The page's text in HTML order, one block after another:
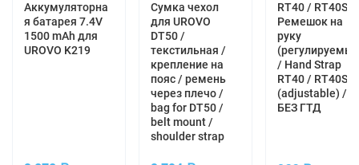
20%
Оставить отзыв
Дате
Аккумуляторна
я батарея 7.4V
1500 mAh для
UROVO K219
Сумка чехол
для UROVO
DT50 /
текстильная /
крепление на
пояс / ремень
через плечо /
bag for DT50 /
belt mount /
shoulder strap
RT40 / RT40S
Ремешок на
руку
/ Hand Strap
RT40 / RT40S
(adjustable) /
БЕЗ ГТД